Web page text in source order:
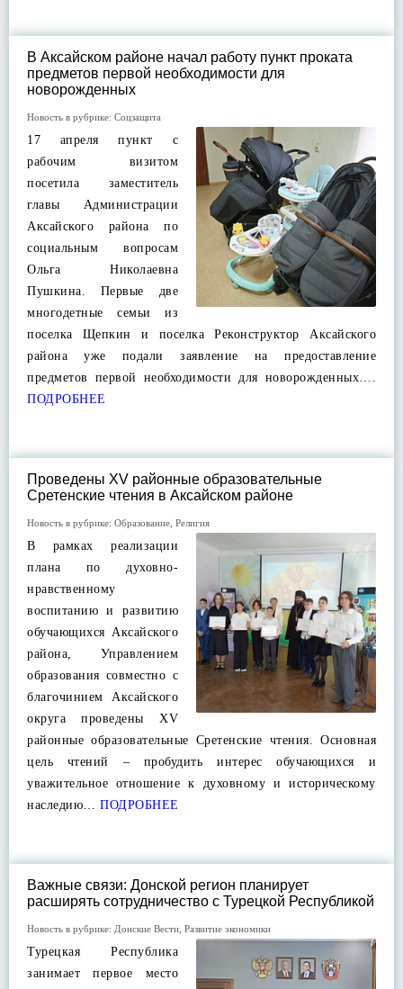
В Аксайском районе начал работу пункт проката
предметов первой необходимости для
новорожденных
Новость в рубрике: Соцзащита
17 апреля пункт с
рабочим визитом
посетила заместитель
главы Администрации
Аксайского района по
социальным вопросам
Ольга Николаевна
Пушкина. Первые две
многодетные семьи из
поселка Щепкин и поселка Реконструктор Аксайского
района уже подали заявление на предоставление
предметов первой необходимости для новорожденных….
ПОДРОБНЕЕ
Проведены XV районные образовательные
Сретенские чтения в Аксайском районе
Новость в рубрике: Образование Религия
В рамках реализации
плана по духовно-
нравственному
воспитанию и развитию
обучающихся Аксайского
района, Управлением
образования совместно с
благочинием Аксайского
округа проведены XV
районные образовательные Сретенские чтения. Основная
цель чтений – пробудить интерес обучающихся и
уважительное отношение к духовному и историческому
наследию… ПОДРОБНЕЕ
Важные связи: Донской регион планирует
расширять сотрудничество с Турецкой Республикой
Новость в рубрике: Донские Вести Развитие экономики
Турецкая Республика
занимает первое место